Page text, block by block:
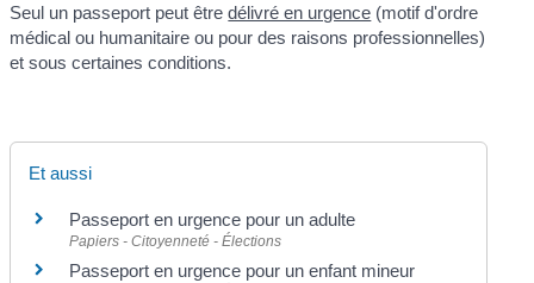
Seul un passeport peut êtredélivré en urgence (motif d'ordre
médical ou humanitaire ou pour des raisons professionnelles)
et sous certaines conditions.
Et aussi
Passeport en urgence pour un adulte
Papiers - Citoyenneté - Élections
Passeport en urgence pour un enfant mineur